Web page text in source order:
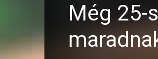
Még 25-